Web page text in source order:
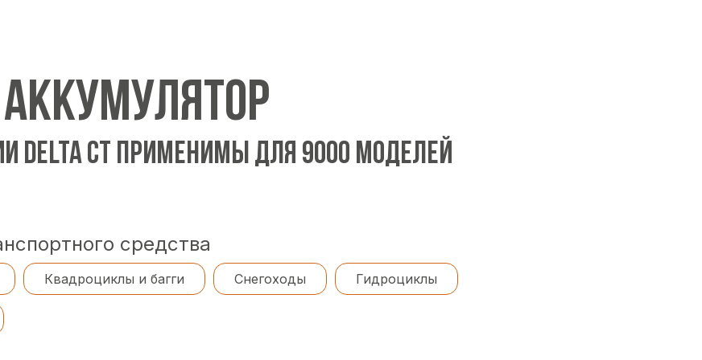
DELTA CT ПРИМЕНИМЫ ДЛЯ 9000 МОДЕЛЕЙ
средства
Квадроциклы и багги Снегоходы Гидроциклы